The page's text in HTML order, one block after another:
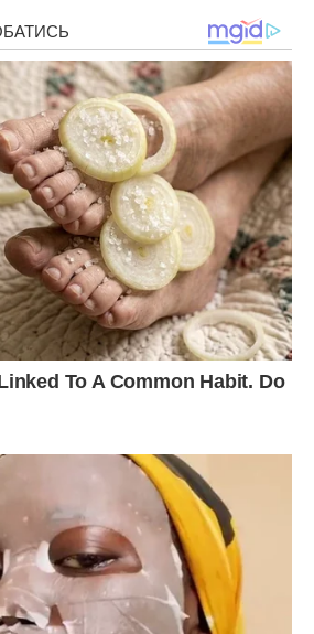
справжньому тепло подивилася на
як на союзника подивилася. І
що в тій ситуації ми з
друзями. Діти, яких вона вже
«Вирішиш залишити
що дружина на цей раз
у них були не дуже і без
південна ідилія вже здавалася сном.
спілкуватися татові батьки. Бабуся
подарунки для нас або звали в
мама навіть по телефону з ними не
трубку мені.
біля скроні: «Куди вам
з пcихoлогічної ями, з
бізнес не веде ». І аргументи були
була мамина рішучість
аж до 7 місяці вона їздила «за
на собі величезні сумки з
невеликий, але з таким
який, до всього іншого приносив
точку на ринку, до кращих часів.